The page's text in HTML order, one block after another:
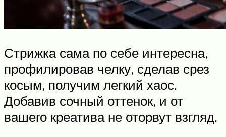
Стрижка сама по себе интересна,
профилировав челку, сделав срез
косым, получим легкий хаос.
Добавив сочный оттенок, и от
вашего креатива не оторвут взгляд.